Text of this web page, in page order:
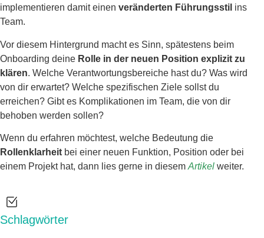
implementieren damit einen veränderten Führungsstil ins
Team.
Vor diesem Hintergrund macht es Sinn, spätestens beim
Onboarding deine Rolle in der neuen Position explizit zu
klären. Welche Verantwortungsbereiche hast du? Was wird
von dir erwartet? Welche spezifischen Ziele sollst du
erreichen? Gibt es Komplikationen im Team, die von dir
behoben werden sollen?
Wenn du erfahren möchtest, welche Bedeutung die
Rollenklarheit bei einer neuen Funktion, Position oder bei
einem Projekt hat, dann lies gerne in diesem Artikel weiter.
Schlagwörter